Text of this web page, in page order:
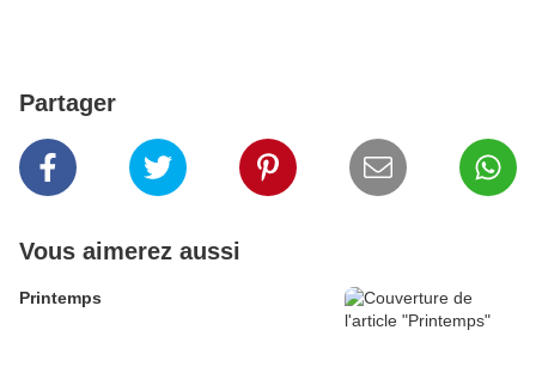
Partager
Vous aimerez aussi
Printemps